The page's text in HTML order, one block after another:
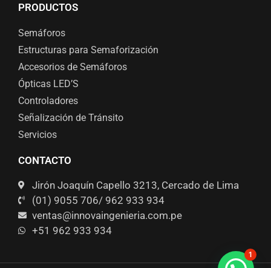
PRODUCTOS
Semáforos
Estructuras para Semaforización
Accesorios de Semáforos
Ópticas LED’S
Controladores
Señalización de Tránsito
Servicios
CONTACTO
Jirón Joaquín Capello 3213, Cercado de Lima
(01) 9055 706/ 962 933 934
ventas@innovaingenieria.com.pe
+51 962 933 934
1